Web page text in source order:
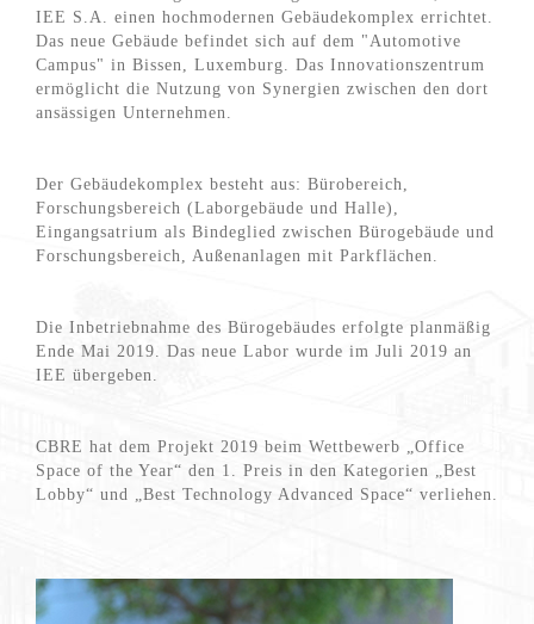
IEE S.A. einen hochmodernen Gebäudekomplex errichtet.
Das neue Gebäude befindet sich auf dem "Automotive
Campus" in Bissen, Luxemburg. Das Innovationszentrum
ermöglicht die Nutzung von Synergien zwischen den dort
ansässigen Unternehmen.
Der Gebäudekomplex besteht aus: Bürobereich,
Forschungsbereich (Laborgebäude und Halle),
Eingangsatrium als Bindeglied zwischen Bürogebäude und
Forschungsbereich, Außenanlagen mit Parkflächen.
Die Inbetriebnahme des Bürogebäudes erfolgte planmäßig
Ende Mai 2019. Das neue Labor wurde im Juli 2019 an
IEE übergeben.
CBRE hat dem Projekt 2019 beim Wettbewerb „Office
Space of the Year“ den 1. Preis in den Kategorien „Best
Lobby“ und „Best Technology Advanced Space“ verliehen.